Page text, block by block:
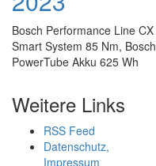
Bosch Performance Line CX
Smart System 85 Nm, Bosch
PowerTube Akku 625 Wh
Weitere Links
RSS Feed
Datenschutz,
Impressum